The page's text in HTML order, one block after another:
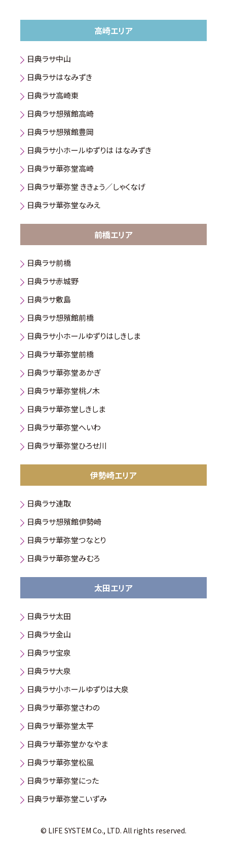
高崎エリア
日典ラサ中山
日典ラサはなみずき
日典ラサ高崎東
日典ラサ想殯館高崎
日典ラサ想殯館豊岡
日典ラサ小ホールゆずりは はなみずき
日典ラサ華弥堂高崎
日典ラサ華弥堂 ききょう／しゃくなげ
日典ラサ華弥堂なみえ
前橋エリア
日典ラサ前橋
日典ラサ赤城野
日典ラサ敷島
日典ラサ想殯館前橋
日典ラサ小ホールゆずりはしきしま
日典ラサ華弥堂前橋
日典ラサ華弥堂あかぎ
日典ラサ華弥堂桃ノ木
日典ラサ華弥堂しきしま
日典ラサ華弥堂へいわ
日典ラサ華弥堂ひろせ川
伊勢崎エリア
日典ラサ連取
日典ラサ想殯館伊勢崎
日典ラサ華弥堂つなとり
日典ラサ華弥堂みむろ
太田エリア
日典ラサ太田
日典ラサ金山
日典ラサ宝泉
日典ラサ大泉
日典ラサ小ホールゆずりは大泉
日典ラサ華弥堂さわの
日典ラサ華弥堂太平
日典ラサ華弥堂かなやま
日典ラサ華弥堂松風
日典ラサ華弥堂にった
日典ラサ華弥堂こいずみ
© LIFE SYSTEM Co., LTD. All rights reserved.